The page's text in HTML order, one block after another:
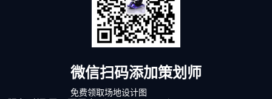
微信扫码添加策划师
免费领取场地设计图